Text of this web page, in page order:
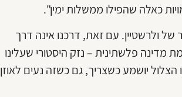
כאלה שהפילו ממשלות ימין".
ולרשטיין. עם זאת, דרכנו אינה דרך
פלשתינית – נזק היסטורי שעלינו
יושמע כשצריך, גם כשזה נעים לאוזן